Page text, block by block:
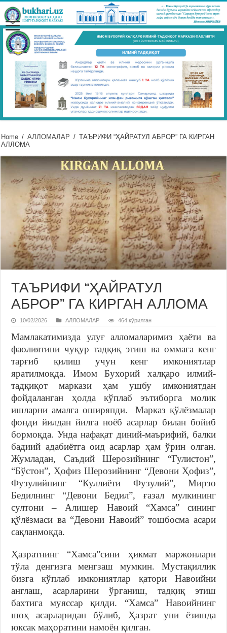
Home / АЛЛОМАЛАР / ТАЪРИФИ “ҲАЙРАТУЛ АБРОР” ГА КИРГАН
АЛЛОМА
ТАЪРИФИ “ҲАЙРАТУЛ
АБРОР” ГА КИРГАН АЛЛОМА
10/02/2026 АЛЛОМАЛАР 464 кўрилган
Мамлакатимизда улуғ алломаларимиз ҳаёти ва
фаолиятини чуқур тадқиқ этиш ва оммага кенг
тарғиб қилиш учун кенг имкониятлар
яратилмоқда. Имом Бухорий халқаро илмий-
тадқиқот маркази ҳам ушбу имкониятдан
фойдаланган ҳолда кўплаб эътиборга молик
ишларни амалга оширяпди. Марказ қўлёзмалар
фонди йилдан йилга ноёб асарлар билан бойиб
бормоқда. Унда нафақат диний-маърифий, балки
бадиий адабиётга оид асарлар ҳам ўрин олган.
Жумладан, Саъдий Шерозийнинг “Гулистон”,
“Бўстон”, Ҳофиз Шерозийнинг “Девони Ҳофиз”,
Фузулийнинг “Куллиёти Фузулий”, Мирзо
Бедилнинг “Девони Бедил”, ғазал мулкининг
султони – Алишер Навоий “Хамса” сининг
қўлёзмаси ва “Девони Навоий” тошбосма асари
сақланмоқда.
Ҳазратнинг “Хамса”сини ҳикмат маржонлари
тўла денгизга менгзаш мумкин. Мустақиллик
бизга кўплаб имкониятлар қатори Навоийни
англаш, асарларини ўрганиш, тадқиқ этиш
бахтига муяссар қилди. “Хамса” Навоийнинг
шоҳ асарларидан бўлиб, Ҳазрат уни ёзишда
юксак маҳоратини намоён қилган.